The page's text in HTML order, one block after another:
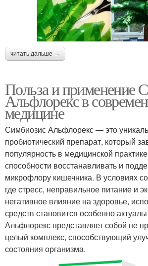
читать дальше →
Польза и применение
Альфлорекс в
медицине
Симбиозис Альфлорекс — это
пробиотический препарат, который
популярность в медицинской
способности восстанавливать и
микрофлору кишечника. В условиях
где стресс, неправильное питание и
негативное влияние на здоровье,
средств становится особенно
Альфлорекс представляет собой не
целый комплекс, способствующий
состояния организма.